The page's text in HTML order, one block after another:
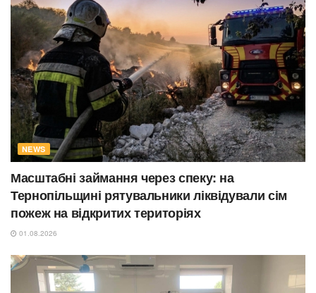
NEWS
Масштабні займання через спеку: на
Тернопільщині рятувальники ліквідували сім
пожеж на відкритих територіях
01.08.2026